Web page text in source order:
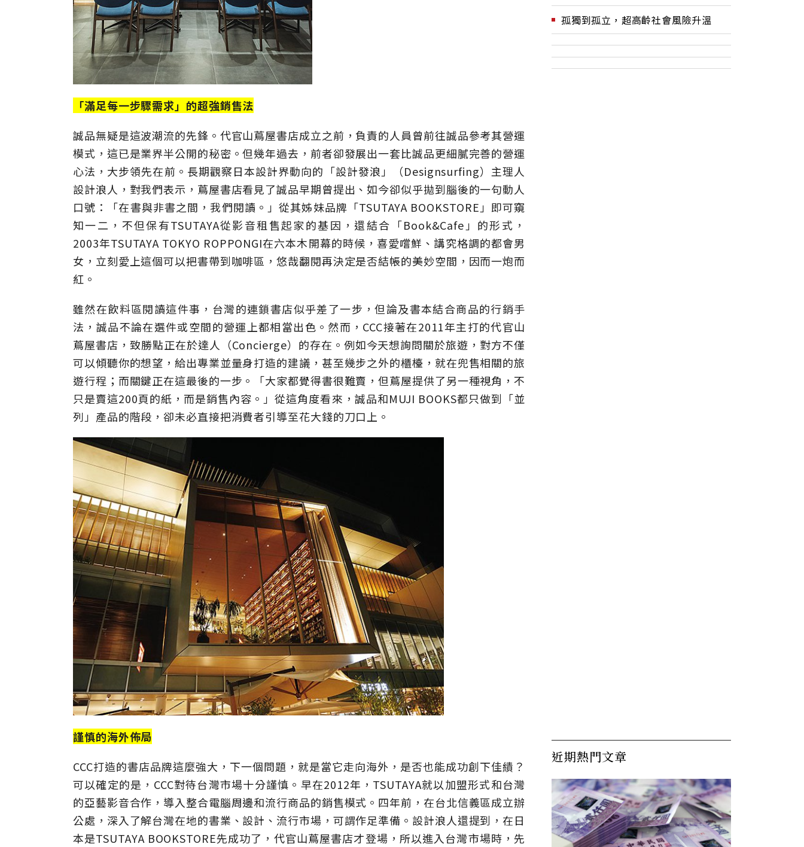
「滿足每一步驟需求」的超強銷售法
誠品無疑是這波潮流的先鋒。代官山蔦屋書店成立之前，負責的人員曾前往誠品參考其營運
模式，這已是業界半公開的秘密。但幾年過去，前者卻發展出一套比誠品更細膩完善的營運
心法，大步領先在前。長期觀察日本設計界動向的「設計發浪」（Designsurfing）主理人
設計浪人，對我們表示，蔦屋書店看見了誠品早期曾提出、如今卻似乎拋到腦後的一句動人
口號：「在書與非書之間，我們閱讀。」從其姊妹品牌「TSUTAYA BOOKSTORE」即可窺
知一二，不但保有TSUTAYA從影音租售起家的基因，還結合「Book&Cafe」的形式，
2003年TSUTAYA TOKYO ROPPONGI在六本木開幕的時候，喜愛嚐鮮、講究格調的都會男
女，立刻愛上這個可以把書帶到咖啡區，悠哉翻閱再決定是否結帳的美妙空間，因而一炮而
紅。
雖然在飲料區閱讀這件事，台灣的連鎖書店似乎差了一步，但論及書本結合商品的行銷手
法，誠品不論在選件或空間的營運上都相當出色。然而，CCC接著在2011年主打的代官山
蔦屋書店，致勝點正在於達人（Concierge）的存在。例如今天想詢問關於旅遊，對方不僅
可以傾聽你的想望，給出專業並量身打造的建議，甚至幾步之外的櫃檯，就在兜售相關的旅
遊行程；而關鍵正在這最後的一步。「大家都覺得書很難賣，但蔦屋提供了另一種視角，不
只是賣這200頁的紙，而是銷售內容。」從這角度看來，誠品和MUJI BOOKS都只做到「並
列」產品的階段，卻未必直接把消費者引導至花大錢的刀口上。
謹慎的海外佈局
CCC打造的書店品牌這麼強大，下一個問題，就是當它走向海外，是否也能成功創下佳績？
可以確定的是，CCC對待台灣市場十分謹慎。早在2012年，TSUTAYA就以加盟形式和台灣
的亞藝影音合作，導入整合電腦周邊和流行商品的銷售模式。四年前，在台北信義區成立辦
公處，深入了解台灣在地的書業、設計、流行市場，可謂作足準備。設計浪人還提到，在日
本是TSUTAYA BOOKSTORE先成功了，代官山蔦屋書店才登場，所以進入台灣市場時，先
孤獨到孤立，超高齡社會風險升溫
近期熱門文章